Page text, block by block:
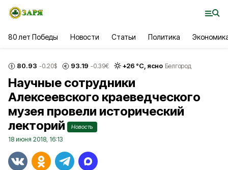
80 лет Победы Новости Статьи Политика
80.93 -0.20$ 93.19 -0.39€ +26 °С, ясно Белгород
Научные сотрудники
Алексеевского краеведческого
музея провели исторический
лекторий
Новость
18 июня 2018, 16:13